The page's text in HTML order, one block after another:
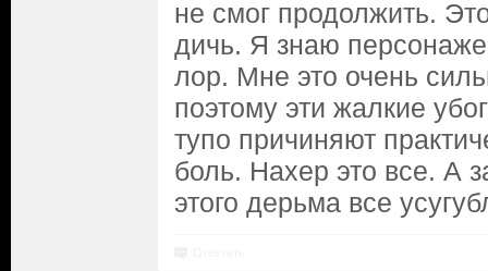
не смог продолжить.
дичь. Я знаю
лор. Мне это очень
поэтому эти жалкие
тупо причиняют
боль. Нахер это все. А
этого дерьма все